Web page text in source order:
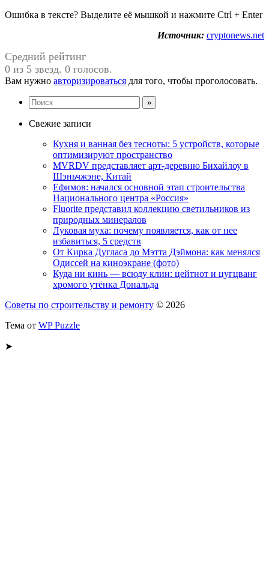
Ошибка в тексте? Выделите её мышкой и нажмите Ctrl + Enter
Источник: cryptonews.net
Средний рейтинг
0 из 5 звезд. 0 голосов.
Вам нужно авторизироваться для того, чтобы проголосовать.
Свежие записи
Кухня и ванная без тесноты: 5 устройств, которые
оптимизируют пространство
MVRDV представляет арт-деревню Бихайлоу в
Шэньчжэне, Китай
Ефимов: начался основной этап строительства
Национального центра «Россия»
Fluorite представил коллекцию светильников из
природных минералов
Луковая муха: почему появляется, как от нее
избавиться, 5 средств
От Кирка Дугласа до Мэтта Дэймона: как менялся
Одиссей на киноэкране (фото)
Куда ни кинь — всюду клин: цейтнот и цугцванг
хромого утёнка Дональда
Советы по строительству и ремонту © 2026
Тема от WP Puzzle
➤